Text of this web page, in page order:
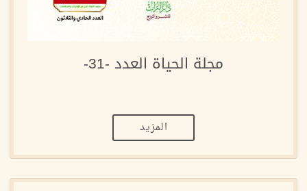
مجلة الحياة العدد -31-
المزيد